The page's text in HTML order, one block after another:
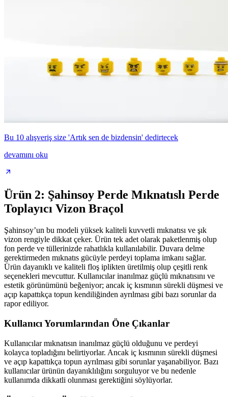
Bu 10 alışveriş size 'Artık sen de bizdensin' dedirtecek
devamını oku
Ürün 2: Şahinsoy Perde Mıknatıslı Perde
Toplayıcı Vizon Braçol
Şahinsoy’un bu modeli yüksek kaliteli kuvvetli mıknatısı ve şık
vizon rengiyle dikkat çeker. Ürün tek adet olarak paketlenmiş olup
fon perde ve tüllerinizde rahatlıkla kullanılabilir. Duvara delme
gerektirmeden mıknatıs gücüyle perdeyi toplama imkanı sağlar.
Ürün dayanıklı ve kaliteli floş iplikten üretilmiş olup çeşitli renk
seçenekleri mevcuttur. Kullanıcılar inanılmaz güçlü mıknatısını ve
estetik görünümünü beğeniyor; ancak iç kısmının sürekli düşmesi ve
açıp kapattıkça topun kendiliğinden ayrılması gibi bazı sorunlar da
rapor ediliyor.
Kullanıcı Yorumlarından Öne Çıkanlar
Kullanıcılar mıknatısın inanılmaz güçlü olduğunu ve perdeyi
kolayca topladığını belirtiyorlar. Ancak iç kısmının sürekli düşmesi
ve açıp kapattıkça topun ayrılması gibi sorunlar yaşanabiliyor. Bazı
kullanıcılar ürünün dayanıklılığını sorguluyor ve bu nedenle
kullanımda dikkatli olunması gerektiğini söylüyorlar.